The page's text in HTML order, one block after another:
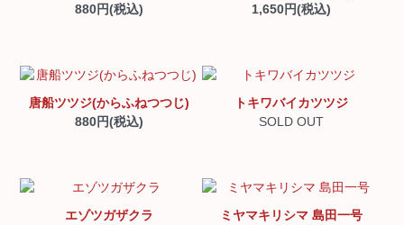
880円(税込)
1,650円(税込)
唐船ツツジ(からふねつつじ)
880円(税込)
トキワバイカツツジ
SOLD OUT
エゾツガザクラ
ミヤマキリシマ 島田一号